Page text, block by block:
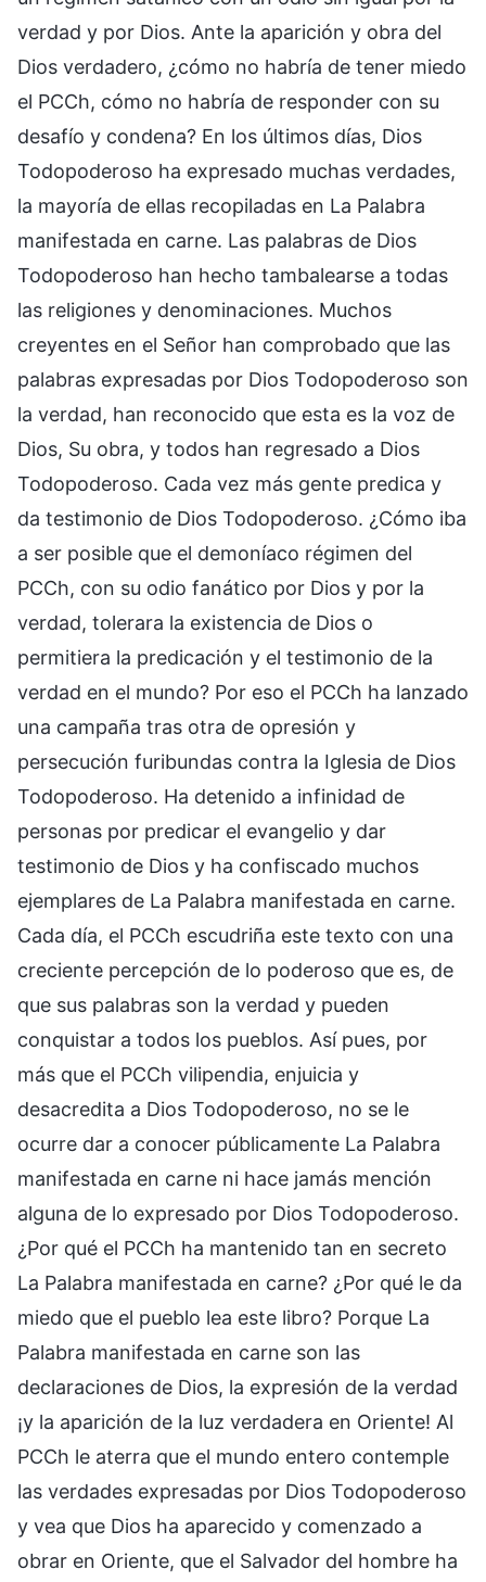
verdad y por Dios. Ante la aparición y obra del
Dios verdadero, ¿cómo no habría de tener miedo
el PCCh, cómo no habría de responder con su
desafío y condena? En los últimos días, Dios
Todopoderoso ha expresado muchas verdades,
la mayoría de ellas recopiladas en La Palabra
manifestada en carne. Las palabras de Dios
Todopoderoso han hecho tambalearse a todas
las religiones y denominaciones. Muchos
creyentes en el Señor han comprobado que las
palabras expresadas por Dios Todopoderoso son
la verdad, han reconocido que esta es la voz de
Dios, Su obra, y todos han regresado a Dios
Todopoderoso. Cada vez más gente predica y
da testimonio de Dios Todopoderoso. ¿Cómo iba
a ser posible que el demoníaco régimen del
PCCh, con su odio fanático por Dios y por la
verdad, tolerara la existencia de Dios o
permitiera la predicación y el testimonio de la
verdad en el mundo? Por eso el PCCh ha lanzado
una campaña tras otra de opresión y
persecución furibundas contra la Iglesia de Dios
Todopoderoso. Ha detenido a infinidad de
personas por predicar el evangelio y dar
testimonio de Dios y ha confiscado muchos
ejemplares de La Palabra manifestada en carne.
Cada día, el PCCh escudriña este texto con una
creciente percepción de lo poderoso que es, de
que sus palabras son la verdad y pueden
conquistar a todos los pueblos. Así pues, por
más que el PCCh vilipendia, enjuicia y
desacredita a Dios Todopoderoso, no se le
ocurre dar a conocer públicamente La Palabra
manifestada en carne ni hace jamás mención
alguna de lo expresado por Dios Todopoderoso.
¿Por qué el PCCh ha mantenido tan en secreto
La Palabra manifestada en carne? ¿Por qué le da
miedo que el pueblo lea este libro? Porque La
Palabra manifestada en carne son las
declaraciones de Dios, la expresión de la verdad
¡y la aparición de la luz verdadera en Oriente! Al
PCCh le aterra que el mundo entero contemple
las verdades expresadas por Dios Todopoderoso
y vea que Dios ha aparecido y comenzado a
obrar en Oriente, que el Salvador del hombre ha